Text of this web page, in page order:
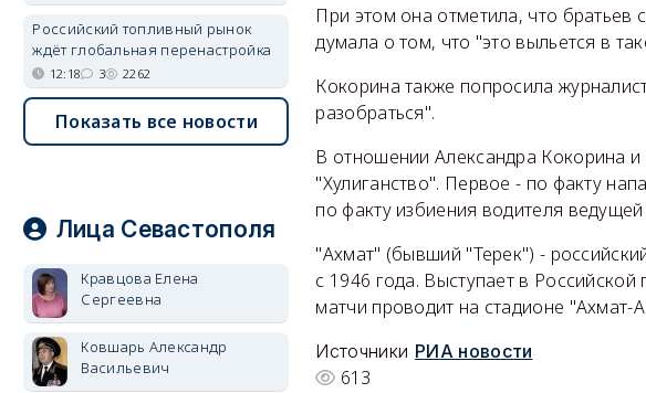
При этом она отметила, что братьев
думала о том, что "это выльется в
Кокорина также попросила
разобраться".
В отношении Александра Кокорина
"Хулиганство". Первое - по факту
по факту избиения водителя
"Ахмат" (бывший "Терек") -
с 1946 года. Выступает в
матчи проводит на стадионе "Ахмат-
Источники РИА новости
613
Российский топливный рынок
ждёт глобальная перенастройка
12:18 3 2262
Показать все новости
Лица Севастополя
Кравцова Елена
Сергеевна
Ковшарь Александр
Васильевич